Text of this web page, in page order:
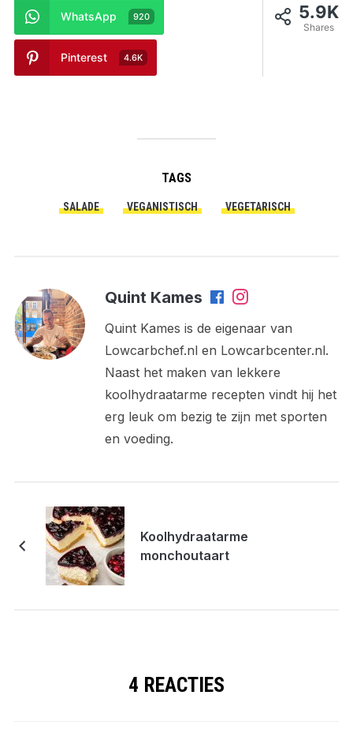
5.9K
Shares
WhatsApp 920
Pinterest 4.6K
TAGS
SALADE VEGANISTISCH VEGETARISCH
Quint Kames
Quint Kames is de eigenaar van
Lowcarbchef.nl en Lowcarbcenter.nl.
Naast het maken van lekkere
koolhydraatarme recepten vindt hij het
erg leuk om bezig te zijn met sporten
en voeding.
Koolhydraatarme
monchoutaart
4 REACTIES